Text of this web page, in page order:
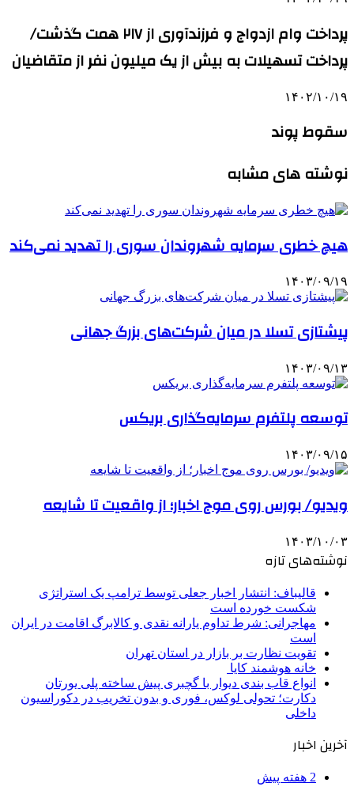
پرداخت وام ازدواج و فرزندآوری از ۲۱۷ همت گذشت/
پرداخت تسهیلات به بیش از یک میلیون نفر از متقاضیان
۱۴۰۲/۱۰/۱۹
سقوط پوند
نوشته های مشابه
هیچ خطری سرمایه شهروندان سوری را تهدید نمی‌کند
۱۴۰۳/۰۹/۱۹
پیشتازی تسلا در میان شرکت‌های بزرگ جهانی
۱۴۰۳/۰۹/۱۳
توسعه پلتفرم سرمایه‌گذاری بریکس
۱۴۰۳/۰۹/۱۵
ویدیو/ بورس روی موج اخبار؛ از واقعیت تا شایعه
۱۴۰۳/۱۰/۰۳
نوشته‌های تازه
قالیباف: انتشار اخبار جعلی توسط ترامپ یک استراتژی
شکست خورده است
مهاجرانی: شرط تداوم یارانه نقدی و کالابرگ اقامت در ایران
است
تقویت نظارت بر بازار در استان تهران
خانه هوشمند کایا
انواع قاب بندی دیوار با گچبری پیش ساخته پلی یورتان
دکارت؛ تحولی لوکس، فوری و بدون تخریب در دکوراسیون
داخلی
آخرین اخبار
2 هفته پیش